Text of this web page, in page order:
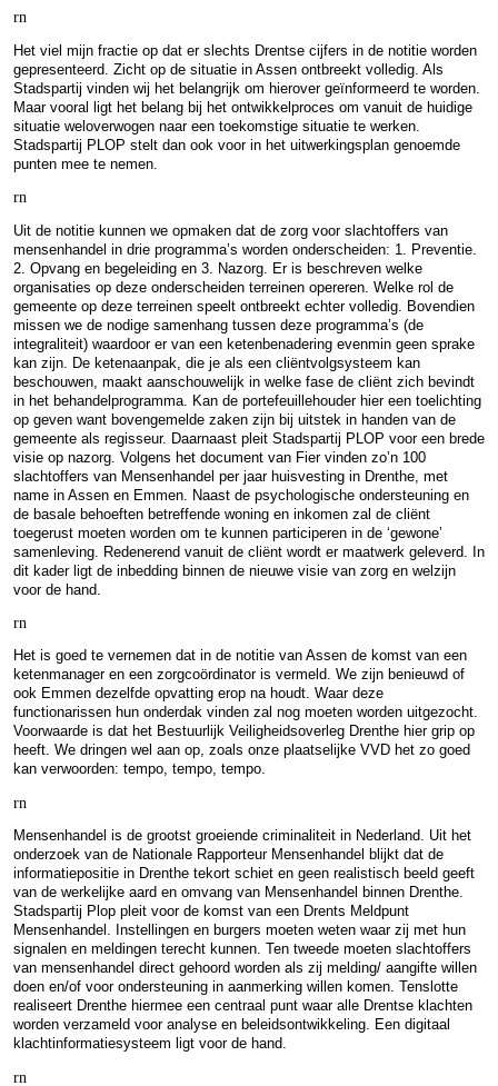
rn
Het viel mijn fractie op dat er slechts Drentse cijfers in de notitie worden
gepresenteerd. Zicht op de situatie in Assen ontbreekt volledig. Als
Stadspartij vinden wij het belangrijk om hierover geïnformeerd te worden.
Maar vooral ligt het belang bij het ontwikkelproces om vanuit de huidige
situatie weloverwogen naar een toekomstige situatie te werken.
Stadspartij PLOP stelt dan ook voor in het uitwerkingsplan genoemde
punten mee te nemen.
rn
Uit de notitie kunnen we opmaken dat de zorg voor slachtoffers van
mensenhandel in drie programma’s worden onderscheiden: 1. Preventie.
2. Opvang en begeleiding en 3. Nazorg. Er is beschreven welke
organisaties op deze onderscheiden terreinen opereren. Welke rol de
gemeente op deze terreinen speelt ontbreekt echter volledig. Bovendien
missen we de nodige samenhang tussen deze programma’s (de
integraliteit) waardoor er van een ketenbenadering evenmin geen sprake
kan zijn. De ketenaanpak, die je als een cliëntvolgsysteem kan
beschouwen, maakt aanschouwelijk in welke fase de cliënt zich bevindt
in het behandelprogramma. Kan de portefeuillehouder hier een toelichting
op geven want bovengemelde zaken zijn bij uitstek in handen van de
gemeente als regisseur. Daarnaast pleit Stadspartij PLOP voor een brede
visie op nazorg. Volgens het document van Fier vinden zo’n 100
slachtoffers van Mensenhandel per jaar huisvesting in Drenthe, met
name in Assen en Emmen. Naast de psychologische ondersteuning en
de basale behoeften betreffende woning en inkomen zal de cliënt
toegerust moeten worden om te kunnen participeren in de ‘gewone’
samenleving. Redenerend vanuit de cliënt wordt er maatwerk geleverd. In
dit kader ligt de inbedding binnen de nieuwe visie van zorg en welzijn
voor de hand.
rn
Het is goed te vernemen dat in de notitie van Assen de komst van een
ketenmanager en een zorgcoördinator is vermeld. We zijn benieuwd of
ook Emmen dezelfde opvatting erop na houdt. Waar deze
functionarissen hun onderdak vinden zal nog moeten worden uitgezocht.
Voorwaarde is dat het Bestuurlijk Veiligheidsoverleg Drenthe hier grip op
heeft. We dringen wel aan op, zoals onze plaatselijke VVD het zo goed
kan verwoorden: tempo, tempo, tempo.
rn
Mensenhandel is de grootst groeiende criminaliteit in Nederland. Uit het
onderzoek van de Nationale Rapporteur Mensenhandel blijkt dat de
informatiepositie in Drenthe tekort schiet en geen realistisch beeld geeft
van de werkelijke aard en omvang van Mensenhandel binnen Drenthe.
Stadspartij Plop pleit voor de komst van een Drents Meldpunt
Mensenhandel. Instellingen en burgers moeten weten waar zij met hun
signalen en meldingen terecht kunnen. Ten tweede moeten slachtoffers
van mensenhandel direct gehoord worden als zij melding/ aangifte willen
doen en/of voor ondersteuning in aanmerking willen komen. Tenslotte
realiseert Drenthe hiermee een centraal punt waar alle Drentse klachten
worden verzameld voor analyse en beleidsontwikkeling. Een digitaal
klachtinformatiesysteem ligt voor de hand.
rn